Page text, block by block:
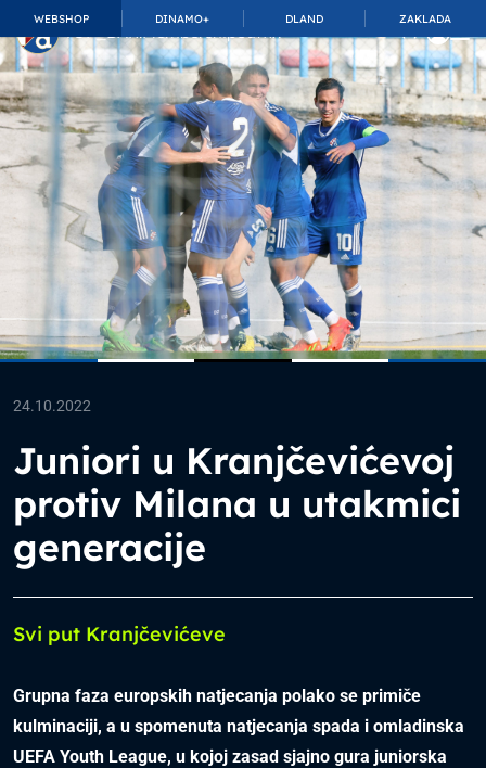
WEBSHOP DINAMO+ DLAND ZAKLADA
TOP_BAR.MembershipSuffix
24.10.2022
Juniori u Kranjčevićevoj
protiv Milana u utakmici
generacije
Svi put Kranjčevićeve
Grupna faza europskih natjecanja polako se primiče
kulminaciji, a u spomenuta natjecanja spada i omladinska
UEFA Youth League, u kojoj zasad sjajno gura juniorska